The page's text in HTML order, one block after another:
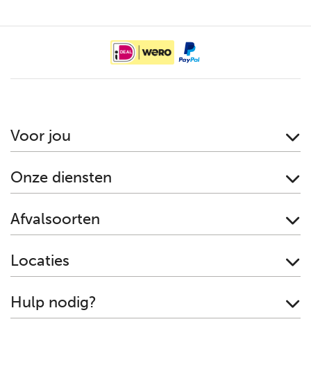
Voor jou
Onze diensten
Afvalsoorten
Locaties
Hulp nodig?